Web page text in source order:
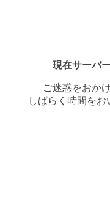
現在サーバ
ご迷惑をおか
しばらく時間を